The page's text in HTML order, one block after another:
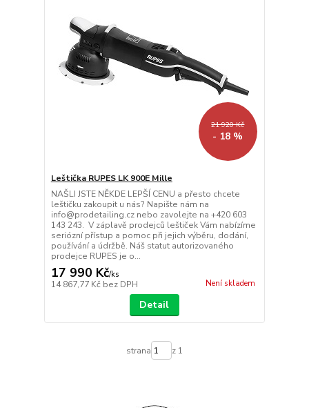
21 920 Kč
- 18 %
Leštička RUPES LK 900E Mille
NAŠLI JSTE NĚKDE LEPŠÍ CENU a přesto chcete
leštičku zakoupit u nás? Napište nám na
info@prodetailing.cz nebo zavolejte na +420 603
143 243. V záplavě prodejců leštiček Vám nabízíme
seriózní přístup a pomoc při jejich výběru, dodání,
používání a údržbě. Náš statut autorizovaného
prodejce RUPES je o...
17 990 Kč/ks
14 867,77 Kč bez DPH Není skladem
Detail
strana z 1